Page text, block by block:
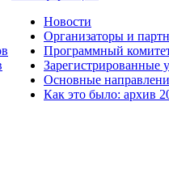
Новости
Организаторы и
Программный
Зарегистрированные
Основные
Как это было: архив